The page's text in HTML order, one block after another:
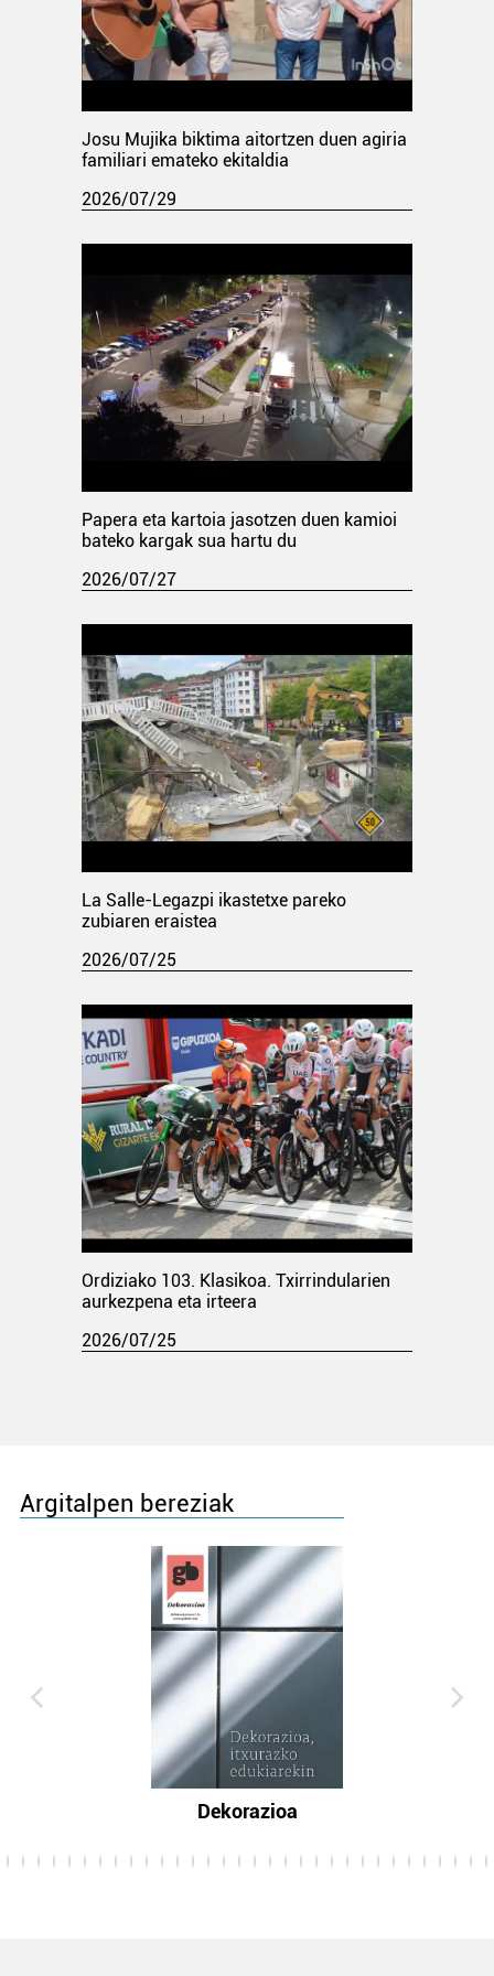
Josu Mujika biktima aitortzen duen agiria
familiari emateko ekitaldia
2026/07/29
Papera eta kartoia jasotzen duen kamioi
bateko kargak sua hartu du
2026/07/27
La Salle-Legazpi ikastetxe pareko
zubiaren eraistea
2026/07/25
Ordiziako 103. Klasikoa. Txirrindularien
aurkezpena eta irteera
2026/07/25
Argitalpen bereziak
Dekorazioa